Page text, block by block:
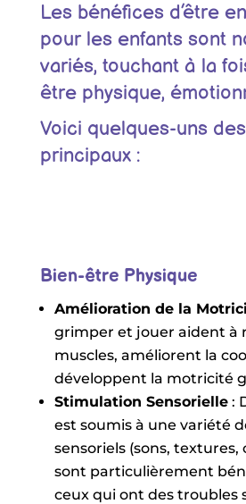
Les bénéfices d’être
pour les enfants sont
variés, touchant à la
être physique,
Voici quelques-uns
principaux :
Bien-être Physique
Amélioration de la
grimper et jouer aident à
muscles, améliorent la
développent la motricité
Stimulation Sensorielle:
est soumis à une variété
sensoriels (sons, textures,
sont particulièrement
ceux qui ont des troubles